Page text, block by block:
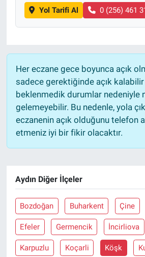
Yol Tarifi Al 0 (256) 461
Her eczane gece boyunca açık
sadece gerektiğinde açık kalabilir
beklenmedik durumlar nedeniyle
gelemeyebilir. Bu nedenle, yola
eczanenin açık olduğunu telefon
etmeniz iyi bir fikir olacaktır.
Aydın Diğer İlçeler
Bozdoğan Buharkent Çine
Efeler Germencik İncirliova
Karpuzlu Koçarli Köşk